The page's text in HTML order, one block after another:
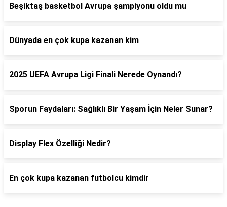
Beşiktaş basketbol Avrupa şampiyonu oldu mu
Dünyada en çok kupa kazanan kim
2025 UEFA Avrupa Ligi Finali Nerede Oynandı?
Sporun Faydaları: Sağlıklı Bir Yaşam İçin Neler Sunar?
Display Flex Özelliği Nedir?
En çok kupa kazanan futbolcu kimdir